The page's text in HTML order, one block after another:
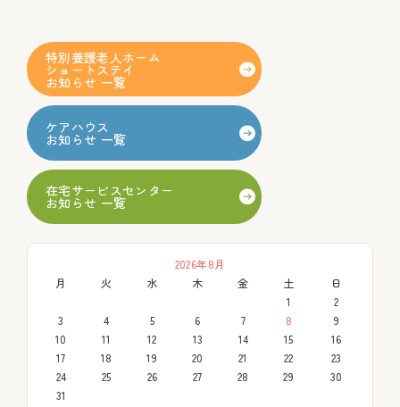
特別養護老人ホーム
ショートステイ
お知らせ 一覧
ケアハウス
お知らせ 一覧
在宅サービスセンター
お知らせ 一覧
2026年8月
月
火 水 木 金 土 日
1
2
3
4 5 6 7 8
9
10
11 12 13 14 15
16
17
18 19 20 21 22
23
24
25 26 27 28 29
30
31